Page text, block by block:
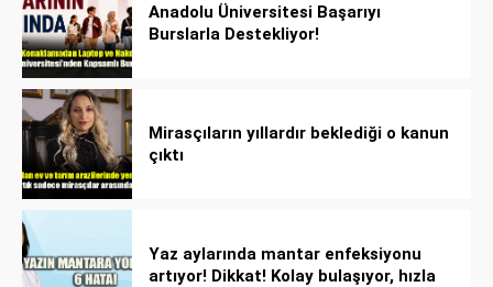
Anadolu Üniversitesi Başarıyı
Burslarla Destekliyor!
Mirasçıların yıllardır beklediği o kanun
çıktı
Yaz aylarında mantar enfeksiyonu
artıyor! Dikkat! Kolay bulaşıyor, hızla